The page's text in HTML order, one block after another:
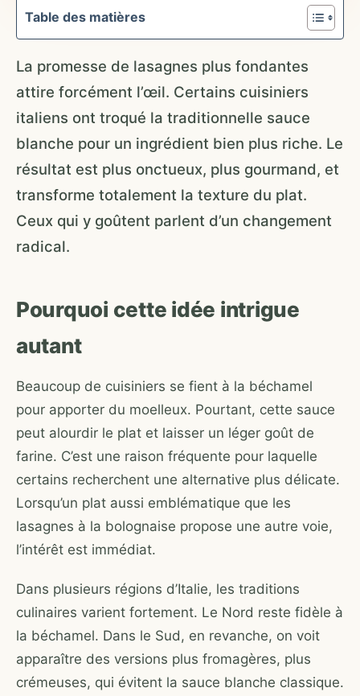
Table des matières
La promesse de lasagnes plus fondantes
attire forcément l’œil. Certains cuisiniers
italiens ont troqué la traditionnelle sauce
blanche pour un ingrédient bien plus riche. Le
résultat est plus onctueux, plus gourmand, et
transforme totalement la texture du plat.
Ceux qui y goûtent parlent d’un changement
radical.
Pourquoi cette idée intrigue
autant
Beaucoup de cuisiniers se fient à la béchamel
pour apporter du moelleux. Pourtant, cette sauce
peut alourdir le plat et laisser un léger goût de
farine. C’est une raison fréquente pour laquelle
certains recherchent une alternative plus délicate.
Lorsqu’un plat aussi emblématique que les
lasagnes à la bolognaise propose une autre voie,
l’intérêt est immédiat.
Dans plusieurs régions d’Italie, les traditions
culinaires varient fortement. Le Nord reste fidèle à
la béchamel. Dans le Sud, en revanche, on voit
apparaître des versions plus fromagères, plus
crémeuses, qui évitent la sauce blanche classique.